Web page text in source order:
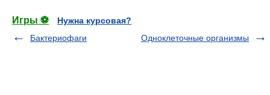
Игры ⚽
Нужна курсовая?
Бактериофаги
Одноклеточные организмы